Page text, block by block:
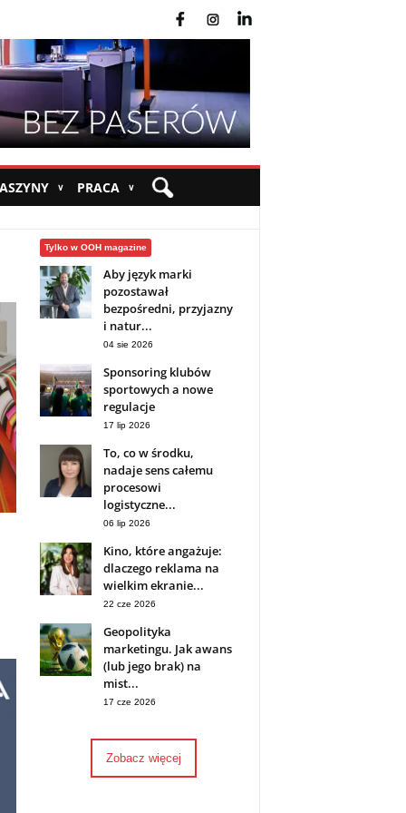
∨ PRACA ∨
Tylko w OOH magazine
Aby język marki
pozostawał
bezpośredni, przyjazny
i natur...
04 sie 2026
Sponsoring klubów
sportowych a nowe
regulacje
17 lip 2026
To, co w środku,
nadaje sens całemu
procesowi
logistyczne...
06 lip 2026
Kino, które angażuje:
dlaczego reklama na
wielkim ekranie...
22 cze 2026
Geopolityka
marketingu. Jak awans
(lub jego brak) na
mist...
17 cze 2026
Zobacz więcej